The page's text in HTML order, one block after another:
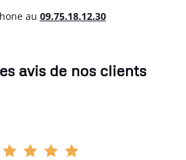
au 09.75.18.12.30
avis de nos clients